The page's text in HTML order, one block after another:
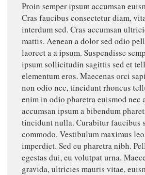
Proin semper ipsum accumsan
Cras faucibus consectetur diam,
interdum sed. Cras accumsan
mattis. Aenean a dolor sed odio
laoreet a a ipsum. Suspendisse
ipsum sollicitudin sagittis sed et
elementum eros. Maecenas orci
non odio nec, tincidunt rhoncus
enim in odio pharetra euismod nec
accumsan ipsum a bibendum
tincidunt nulla. Curabitur faucibus
commodo. Vestibulum maximus
imperdiet. Sed eu pharetra nibh.
egestas dui, eu volutpat urna.
gravida, ultricies mauris vitae,